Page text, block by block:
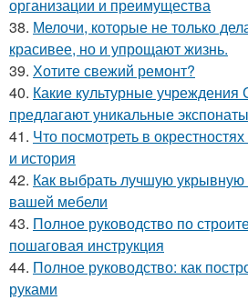
организации и преимущества
38. Мелочи, которые не только
красивее, но и упрощают жизнь.
39. Хотите свежий ремонт?
40. Какие культурные учреждения
предлагают уникальные экспонаты
41. Что посмотреть в
и история
42. Как выбрать лучшую
вашей мебели
43. Полное руководство по
пошаговая инструкция
44. Полное руководство: как
руками